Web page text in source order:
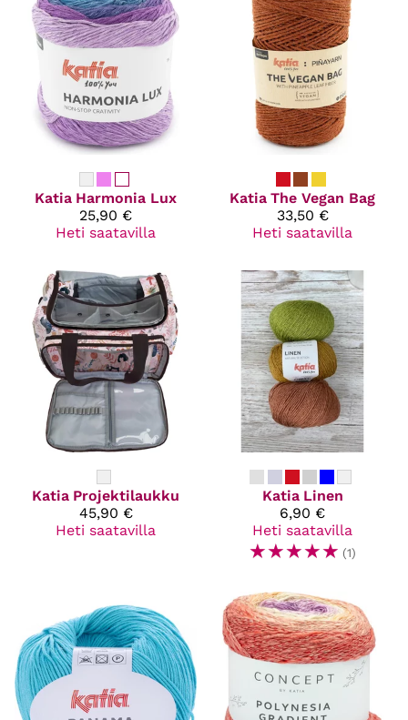
Katia Harmonia Lux
25,90 €
Heti saatavilla
Katia The Vegan Bag
33,50 €
Heti saatavilla
Katia Projektilaukku
45,90 €
Heti saatavilla
Katia Linen
6,90 €
Heti saatavilla
☆☆☆☆☆ (1)